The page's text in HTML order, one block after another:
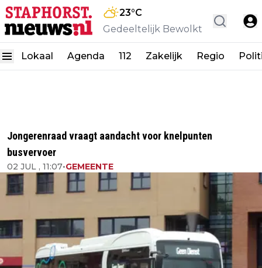
23°C
Gedeeltelijk Bewolkt
Lokaal Agenda 112 Zakelijk Regio
Jongerenraad vraagt aandacht voor knelpunten
busvervoer
02 JUL , 11:07•GEMEENTE